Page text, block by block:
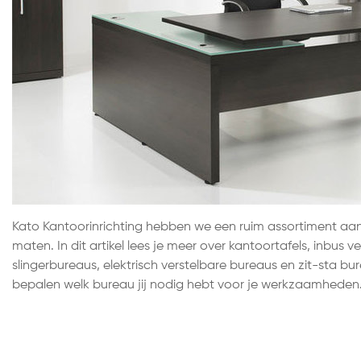
Kato Kantoorinrichting hebben we een ruim assortiment
maten. In dit artikel lees je meer over kantoortafels, inbus
slingerbureaus, elektrisch verstelbare bureaus en zit-sta
bepalen welk bureau jij nodig hebt voor je